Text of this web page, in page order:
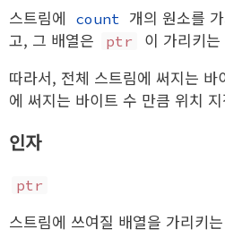
스트림에
count
개의 원소를
고, 그 배열은
ptr
이 가리키
따라서, 전체 스트림에 써지는 바
에 써지는 바이트 수 만큼 위치
인자
ptr
스트림에 쓰여질 배열을 가리키